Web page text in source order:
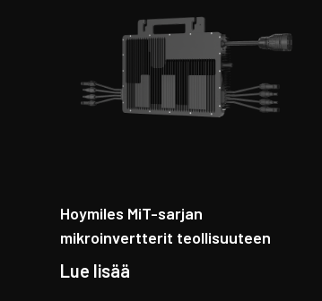
Hoymiles MiT-sarjan
mikroinvertterit teollisuuteen
Lue lisää